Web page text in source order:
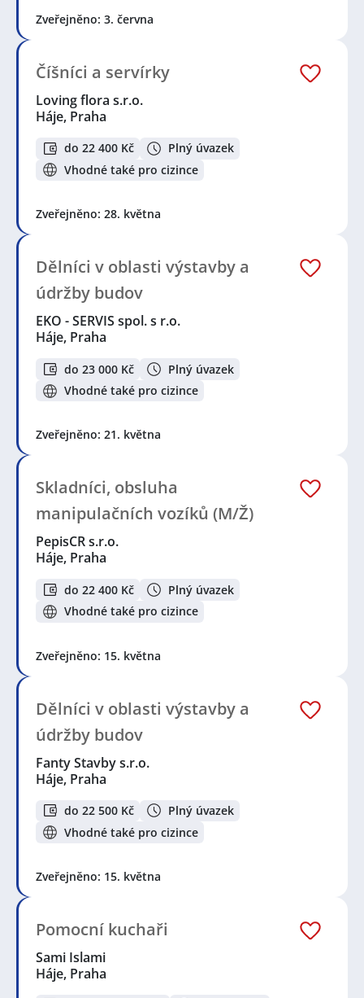
Zveřejněno: 3. června
Číšníci a servírky
Loving flora s.r.o.
Háje, Praha
do 22 400 Kč
Plný úvazek
Vhodné také pro cizince
Zveřejněno: 28. května
Dělníci v oblasti výstavby a
údržby budov
EKO - SERVIS spol. s r.o.
Háje, Praha
do 23 000 Kč
Plný úvazek
Vhodné také pro cizince
Zveřejněno: 21. května
Skladníci, obsluha
manipulačních vozíků (M/Ž)
PepisCR s.r.o.
Háje, Praha
do 22 400 Kč
Plný úvazek
Vhodné také pro cizince
Zveřejněno: 15. května
Dělníci v oblasti výstavby a
údržby budov
Fanty Stavby s.r.o.
Háje, Praha
do 22 500 Kč
Plný úvazek
Vhodné také pro cizince
Zveřejněno: 15. května
Pomocní kuchaři
Sami Islami
Háje, Praha